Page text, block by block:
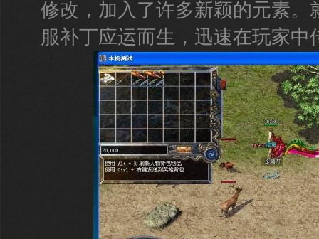
修改，加入了许多新颖的元素。
服补丁应运而生，迅速在玩家中